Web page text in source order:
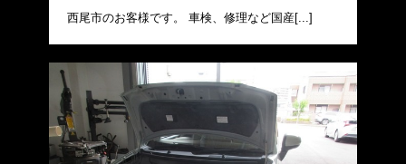
西尾市のお客様です。 車検、修理など国産[...]